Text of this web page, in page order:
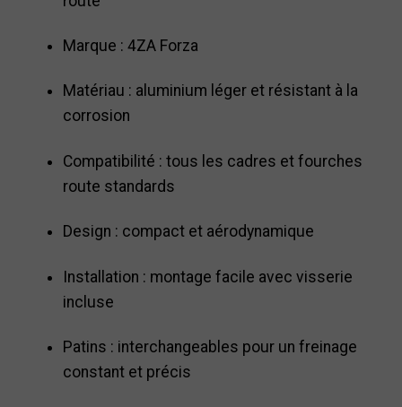
Marque : 4ZA Forza
Matériau : aluminium léger et résistant à la
corrosion
Compatibilité : tous les cadres et fourches
route standards
Design : compact et aérodynamique
Installation : montage facile avec visserie
incluse
Patins : interchangeables pour un freinage
constant et précis